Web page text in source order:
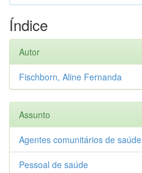
Índice
Autor
Fischborn, Aline Fernanda
Assunto
Agentes comunitários de saúde
Pessoal de saúde